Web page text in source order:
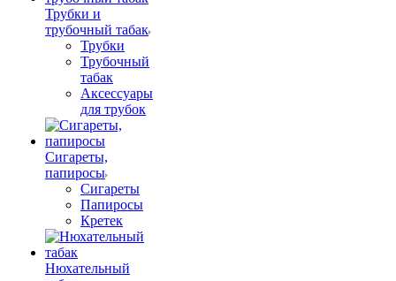
Трубки и
трубочный табак
Трубки
Трубочный
табак
Аксессуары
для трубок
Сигареты,
папиросы
Сигареты
Папиросы
Кретек
Нюхательный